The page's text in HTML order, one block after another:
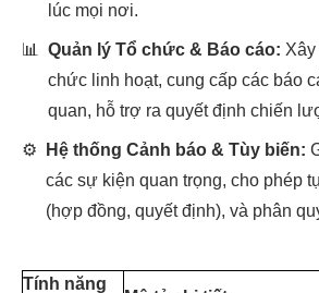
lúc mọi nơi.
📊 Quản lý Tổ chức & Báo cáo:
chức linh hoạt, cung cấp các báo
quan, hỗ trợ ra quyết định chiến
⚙️ Hệ thống Cảnh báo & Tùy biến:
các sự kiện quan trọng, cho phép
(hợp đồng, quyết định), và phân
Tính năng